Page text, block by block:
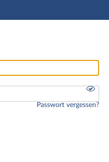
Passwort vergessen?